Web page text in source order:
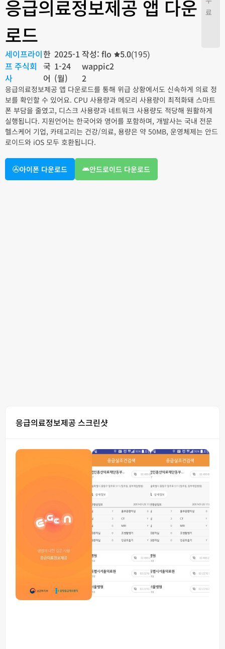
응급의료정보제공 앱 다운
로드
료
세이프라이
프 주식회
사
한
국
어
2025-1
1-24
(월)
작성: flo
wappic2
2
5.0(195)
응급의료정보제공 앱 다운로드를 통해 위급 상황에서도 신속하게 의료 정
보를 확인할 수 있어요. CPU 사용량과 메모리 사용량이 최적화돼 스마트
폰 부담을 줄였고, 디스크 사용량과 네트워크 사용량도 적당해 원활하게
실행됩니다. 지원언어는 한국어와 영어를 포함하며, 개발사는 국내 전문
헬스케어 기업, 카테고리는 건강/의료, 용량은 약 50MB, 운영체제는 안드
로이드와 iOS 모두 호환됩니다.
아이폰 다운로드 안드로이드 다운로드
응급의료정보제공 스크린샷